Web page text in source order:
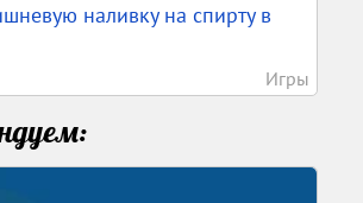
наливку на спирту в
Игры